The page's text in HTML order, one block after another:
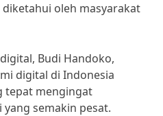
oleh masyarakat
Budi Handoko,
digital di Indonesia
tepat mengingat
semakin pesat.